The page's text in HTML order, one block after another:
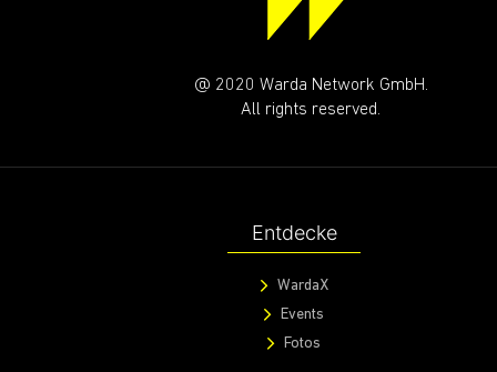
@ 2020 Warda Network GmbH.
All rights reserved.
Entdecke
WardaX
Events
Fotos